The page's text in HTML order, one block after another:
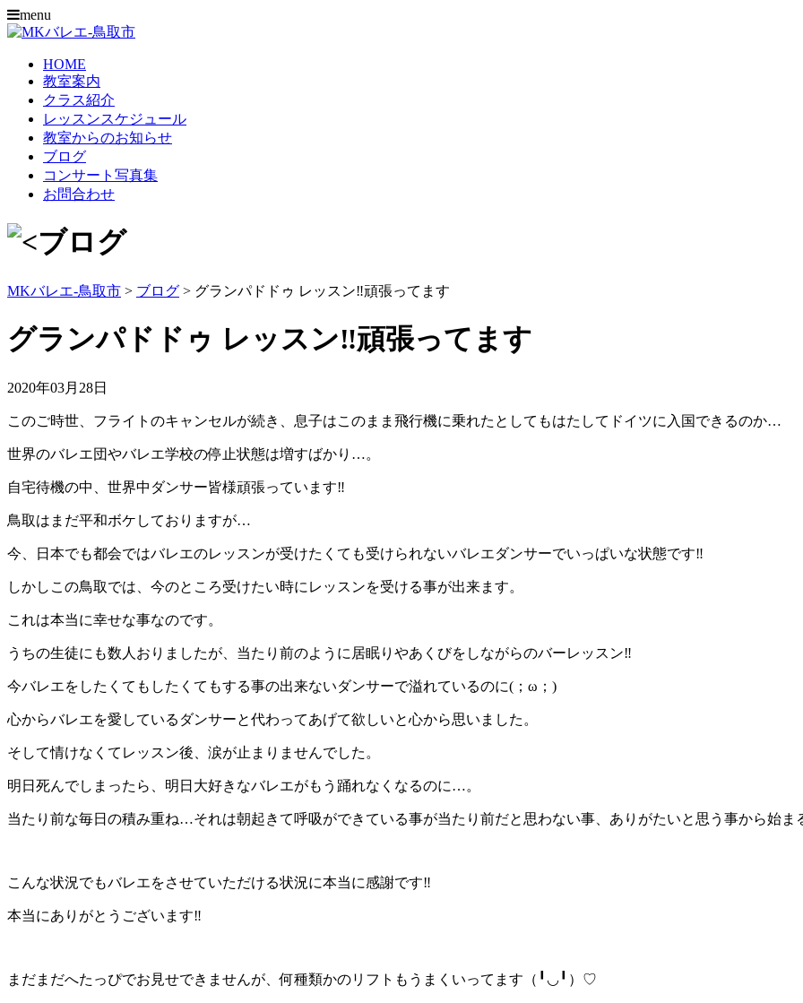
menu
HOME
教室案内
クラス紹介
レッスンスケジュール
教室からのお知らせ
ブログ
コンサート写真集
お問合わせ
MKバレエ-鳥取市 > ブログ > グランパドドゥ レッスン‼︎頑張ってます
グランパドドゥ レッスン‼︎頑張ってます
2020年03月28日
このご時世、フライトのキャンセルが続き、息子はこのまま飛行機に乗れたとしてもはたしてドイツに入国できるのか…
世界のバレエ団やバレエ学校の停止状態は増すばかり…。
自宅待機の中、世界中ダンサー皆様頑張っています‼︎
鳥取はまだ平和ボケしておりますが…
今、日本でも都会ではバレエのレッスンが受けたくても受けられないバレエダンサーでいっぱいな状態です‼︎
しかしこの鳥取では、今のところ受けたい時にレッスンを受ける事が出来ます。
これは本当に幸せな事なのです。
うちの生徒にも数人おりましたが、当たり前のように居眠りやあくびをしながらのバーレッスン‼︎
今バレエをしたくてもしたくてもする事の出来ないダンサーで溢れているのに(；ω；)
心からバレエを愛しているダンサーと代わってあげて欲しいと心から思いました。
そして情けなくてレッスン後、涙が止まりませんでした。
明日死んでしまったら、明日大好きなバレエがもう踊れなくなるのに…。
当たり前な毎日の積み重ね…それは朝起きて呼吸ができている事が当たり前だと思わない事、ありがたいと思う事から始ま
こんな状況でもバレエをさせていただける状況に本当に感謝です‼︎
本当にありがとうございます‼︎
まだまだへたっぴでお見せできませんが、何種類かのリフトもうまくいってます（╹◡╹）♡